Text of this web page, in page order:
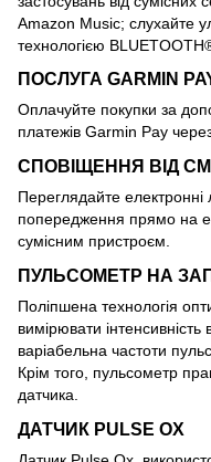
Amazon Music; слухайте
технологією
ПОСЛУГА GARMIN
Оплачуйте покупки за
платежів Garmin Pay
СПОВІЩЕННЯ ВІД
Переглядайте електронні
попередження прямо на
сумісним пристроєм.
ПУЛЬСОМЕТР НА
Поліпшена технологія
вимірювати
варіабельна частоти
Крім того, пульсометр
датчика.
ДАТЧИК PULSE OX